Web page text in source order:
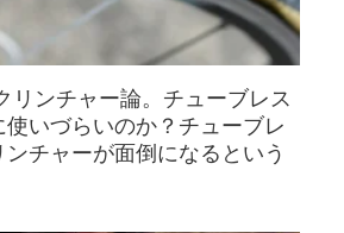
リンチャー論。チューブレス
いづらいのか？チューブレ
チャーが面倒になるという